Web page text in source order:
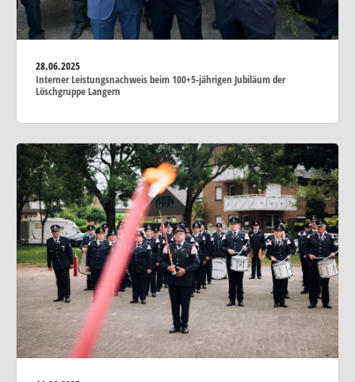
28.06.2025
Interner Leistungsnachweis beim 100+5-jährigen Jubiläum der
Löschgruppe Langern